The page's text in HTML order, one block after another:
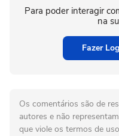
Para poder interagir
na
Fazer
Os comentários são de
autores e não
que viole os termos de